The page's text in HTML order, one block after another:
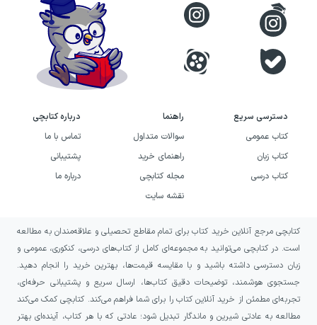
دسترسی سریع
کتاب عمومی
کتاب زبان
کتاب درسی
راهنما
سوالات متداول
راهنمای خرید
مجله کتابچی
نقشه سایت
درباره کتابچی
تماس با ما
پشتیبانی
درباره ما
کتابچی مرجع آنلاین خرید کتاب برای تمام مقاطع تحصیلی و علاقه‌مندان به مطالعه
است. در کتابچی می‌توانید به مجموعه‌ای کامل از کتاب‌های درسی، کنکوری، عمومی و
زبان دسترسی داشته باشید و با مقایسه قیمت‌ها، بهترین خرید را انجام دهید.
جستجوی هوشمند، توضیحات دقیق کتاب‌ها، ارسال سریع و پشتیبانی حرفه‌ای،
تجربه‌ای مطمئن از خرید آنلاین کتاب را برای شما فراهم می‌کند. کتابچی کمک می‌کند
مطالعه به عادتی شیرین و ماندگار تبدیل شود؛ عادتی که با هر کتاب، آینده‌ای بهتر